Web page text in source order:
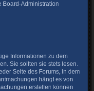
Board-Administration
Informationen zu dem
Sie sollten sie stets lesen.
Seite des Forums, in dem
hängt es von
erstellen können